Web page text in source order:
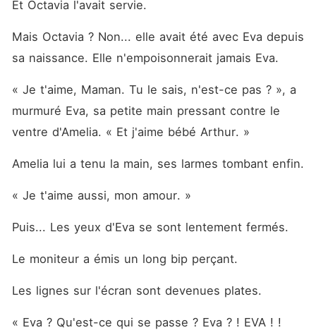
Et Octavia l'avait servie.
Mais Octavia ? Non... elle avait été avec Eva depuis
sa naissance. Elle n'empoisonnerait jamais Eva.
« Je t'aime, Maman. Tu le sais, n'est-ce pas ? », a
murmuré Eva, sa petite main pressant contre le
ventre d'Amelia. « Et j'aime bébé Arthur. »
« Je t'aime aussi, mon amour. »
Puis... Les yeux d'Eva se sont lentement fermés.
Le moniteur a émis un long bip perçant.
Les lignes sur l'écran sont devenues plates.
« Eva ? Qu'est-ce qui se passe ? Eva ? ! EVA ! !